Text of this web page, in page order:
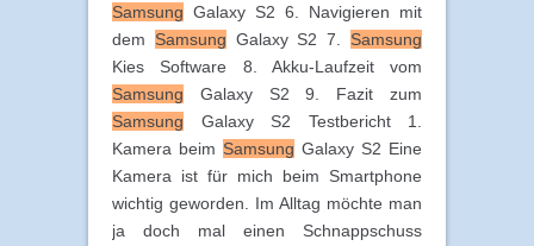
Samsung Galaxy S2 6. Navigieren mit
dem Samsung Galaxy S2 7. Samsung
Kies Software 8. Akku-Laufzeit vom
Samsung Galaxy S2 9. Fazit zum
Samsung Galaxy S2 Testbericht 1.
Kamera beim Samsung Galaxy S2 Eine
Kamera ist für mich beim Smartphone
wichtig geworden. Im Alltag möchte man
ja doch mal einen Schnappschuss